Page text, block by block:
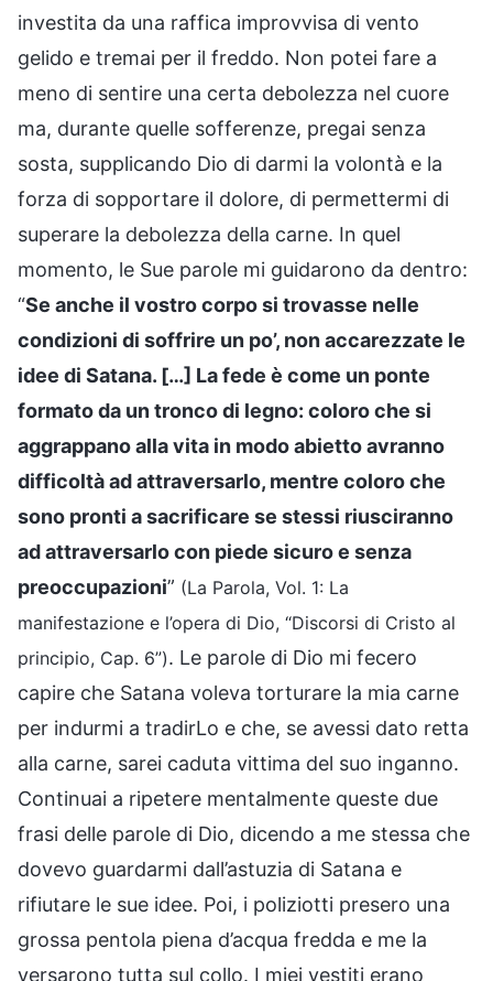
investita da una raffica improvvisa di vento
gelido e tremai per il freddo. Non potei fare a
meno di sentire una certa debolezza nel cuore
ma, durante quelle sofferenze, pregai senza
sosta, supplicando Dio di darmi la volontà e la
forza di sopportare il dolore, di permettermi di
superare la debolezza della carne. In quel
momento, le Sue parole mi guidarono da dentro:
“Se anche il vostro corpo si trovasse nelle
condizioni di soffrire un po’, non accarezzate le
idee di Satana. […] La fede è come un ponte
formato da un tronco di legno: coloro che si
aggrappano alla vita in modo abietto avranno
difficoltà ad attraversarlo, mentre coloro che
sono pronti a sacrificare se stessi riusciranno
ad attraversarlo con piede sicuro e senza
preoccupazioni” (La Parola, Vol. 1: La
manifestazione e l’opera di Dio, “Discorsi di Cristo al
principio, Cap. 6”). Le parole di Dio mi fecero
capire che Satana voleva torturare la mia carne
per indurmi a tradirLo e che, se avessi dato retta
alla carne, sarei caduta vittima del suo inganno.
Continuai a ripetere mentalmente queste due
frasi delle parole di Dio, dicendo a me stessa che
dovevo guardarmi dall’astuzia di Satana e
rifiutare le sue idee. Poi, i poliziotti presero una
grossa pentola piena d’acqua fredda e me la
versarono tutta sul collo. I miei vestiti erano